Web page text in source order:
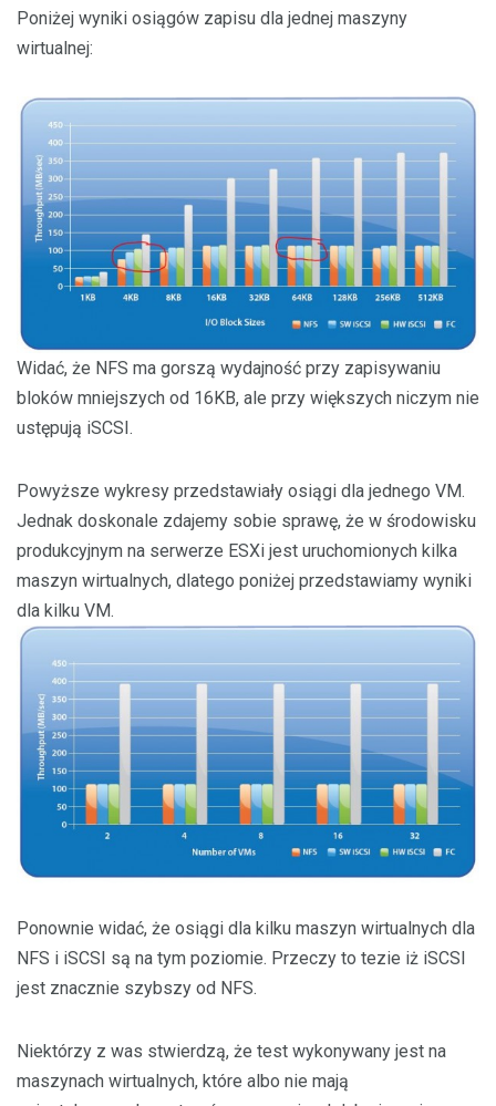
Poniżej wyniki osiągów zapisu dla jednej maszyny
wirtualnej:
Widać, że NFS ma gorszą wydajność przy zapisywaniu
bloków mniejszych od 16KB, ale przy większych niczym nie
ustępują iSCSI.
Powyższe wykresy przedstawiały osiągi dla jednego VM.
Jednak doskonale zdajemy sobie sprawę, że w środowisku
produkcyjnym na serwerze ESXi jest uruchomionych kilka
maszyn wirtualnych, dlatego poniżej przedstawiamy wyniki
dla kilku VM.
Ponownie widać, że osiągi dla kilku maszyn wirtualnych dla
NFS i iSCSI są na tym poziomie. Przeczy to tezie iż iSCSI
jest znacznie szybszy od NFS.
Niektórzy z was stwierdzą, że test wykonywany jest na
maszynach wirtualnych, które albo nie mają